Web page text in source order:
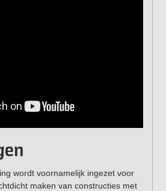
wordt voornamelijk ingezet voor
maken van constructies met